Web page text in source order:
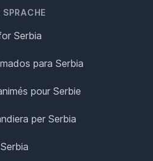
SPRACHE
Serbia
para Serbia
pour Serbie
per Serbia